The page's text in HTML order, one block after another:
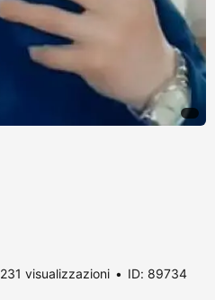
231 visualizzazioni ID: 89734